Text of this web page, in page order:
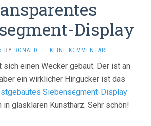
Display
BY RONALD · KEINE KOMMENTARE
sich einen Wecker gebaut. Der ist an
ein wirklicher Hingucker ist das
Siebensegment-Display
in glasklaren Kunstharz. Sehr schön!